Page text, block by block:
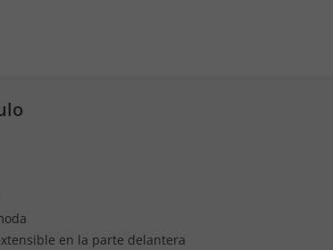
en la parte delantera